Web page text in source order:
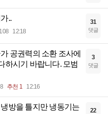
..
12:18
31
댓글
공권력의 소환 조사에
하시기 바랍니다. 모범
추천 1 12:16
3
댓글
방을 틀지만 냉동기는
22